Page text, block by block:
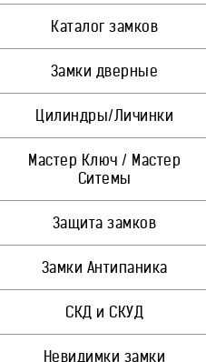
Каталог замков
Замки дверные
Цилиндры/Личинки
Мастер Ключ / Мастер
Ситемы
Защита замков
Замки Антипаника
СКД и СКУД
Невидимки замки